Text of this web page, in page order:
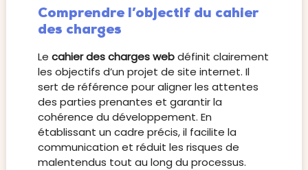
Comprendre l’objectif du cahier
des charges
Le cahier des charges webdéfinit clairement
les objectifs d’un projet de site internet. Il
sert de référence pour aligner les attentes
des parties prenantes et garantir la
cohérence du développement. En
établissant un cadre précis, il facilite la
communication et réduit les risques de
malentendus tout au long du processus.